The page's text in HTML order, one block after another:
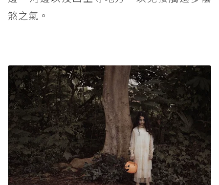
煞之氣。